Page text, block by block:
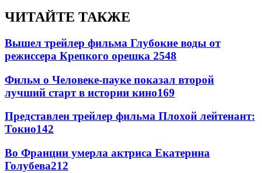
ЧИТАЙТЕ ТАКЖЕ
Вышел трейлер фильма Глубокие воды от
режиссера Крепкого орешка 2548
Фильм о Человеке-пауке показал второй
лучший старт в истории кино169
Представлен трейлер фильма Плохой лейтенант:
Токио142
Во Франции умерла актриса Екатерина
Голубева212